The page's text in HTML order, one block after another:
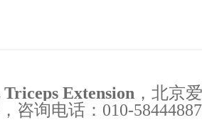
Extension ， 北京
咨询电话：010-